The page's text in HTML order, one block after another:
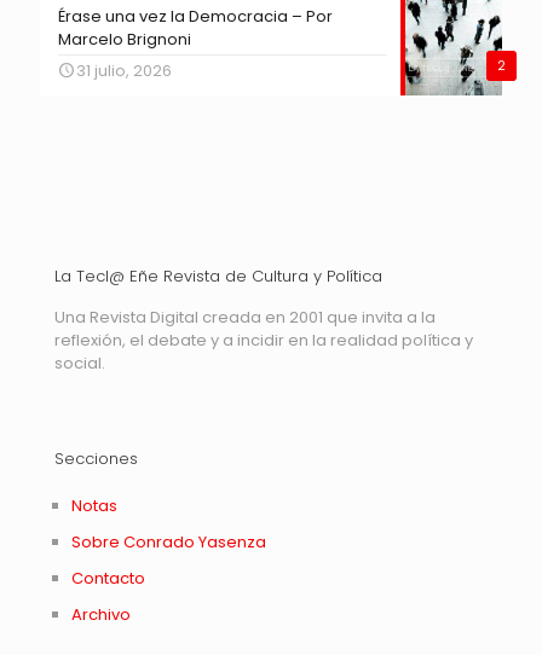
2
Érase una vez la Democracia – Por
Marcelo Brignoni
31 julio, 2026
La Tecl@ Eñe Revista de Cultura y Política
Una Revista Digital creada en 2001 que invita a la
reflexión, el debate y a incidir en la realidad política y
social.
Secciones
Notas
Sobre Conrado Yasenza
Contacto
Archivo